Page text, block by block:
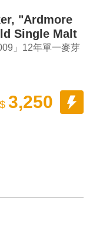
"Ardmore
Single Malt
」12年單一麥芽
$ 3,250